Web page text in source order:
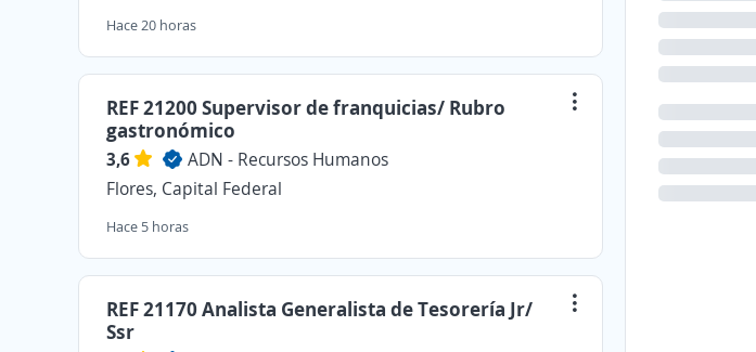
Hace 20 horas
REF 21200 Supervisor de franquicias/ Rubro
gastronómico
3,6
ADN - Recursos Humanos
Flores, Capital Federal
Hace 5 horas
REF 21170 Analista Generalista de Tesorería Jr/
Ssr